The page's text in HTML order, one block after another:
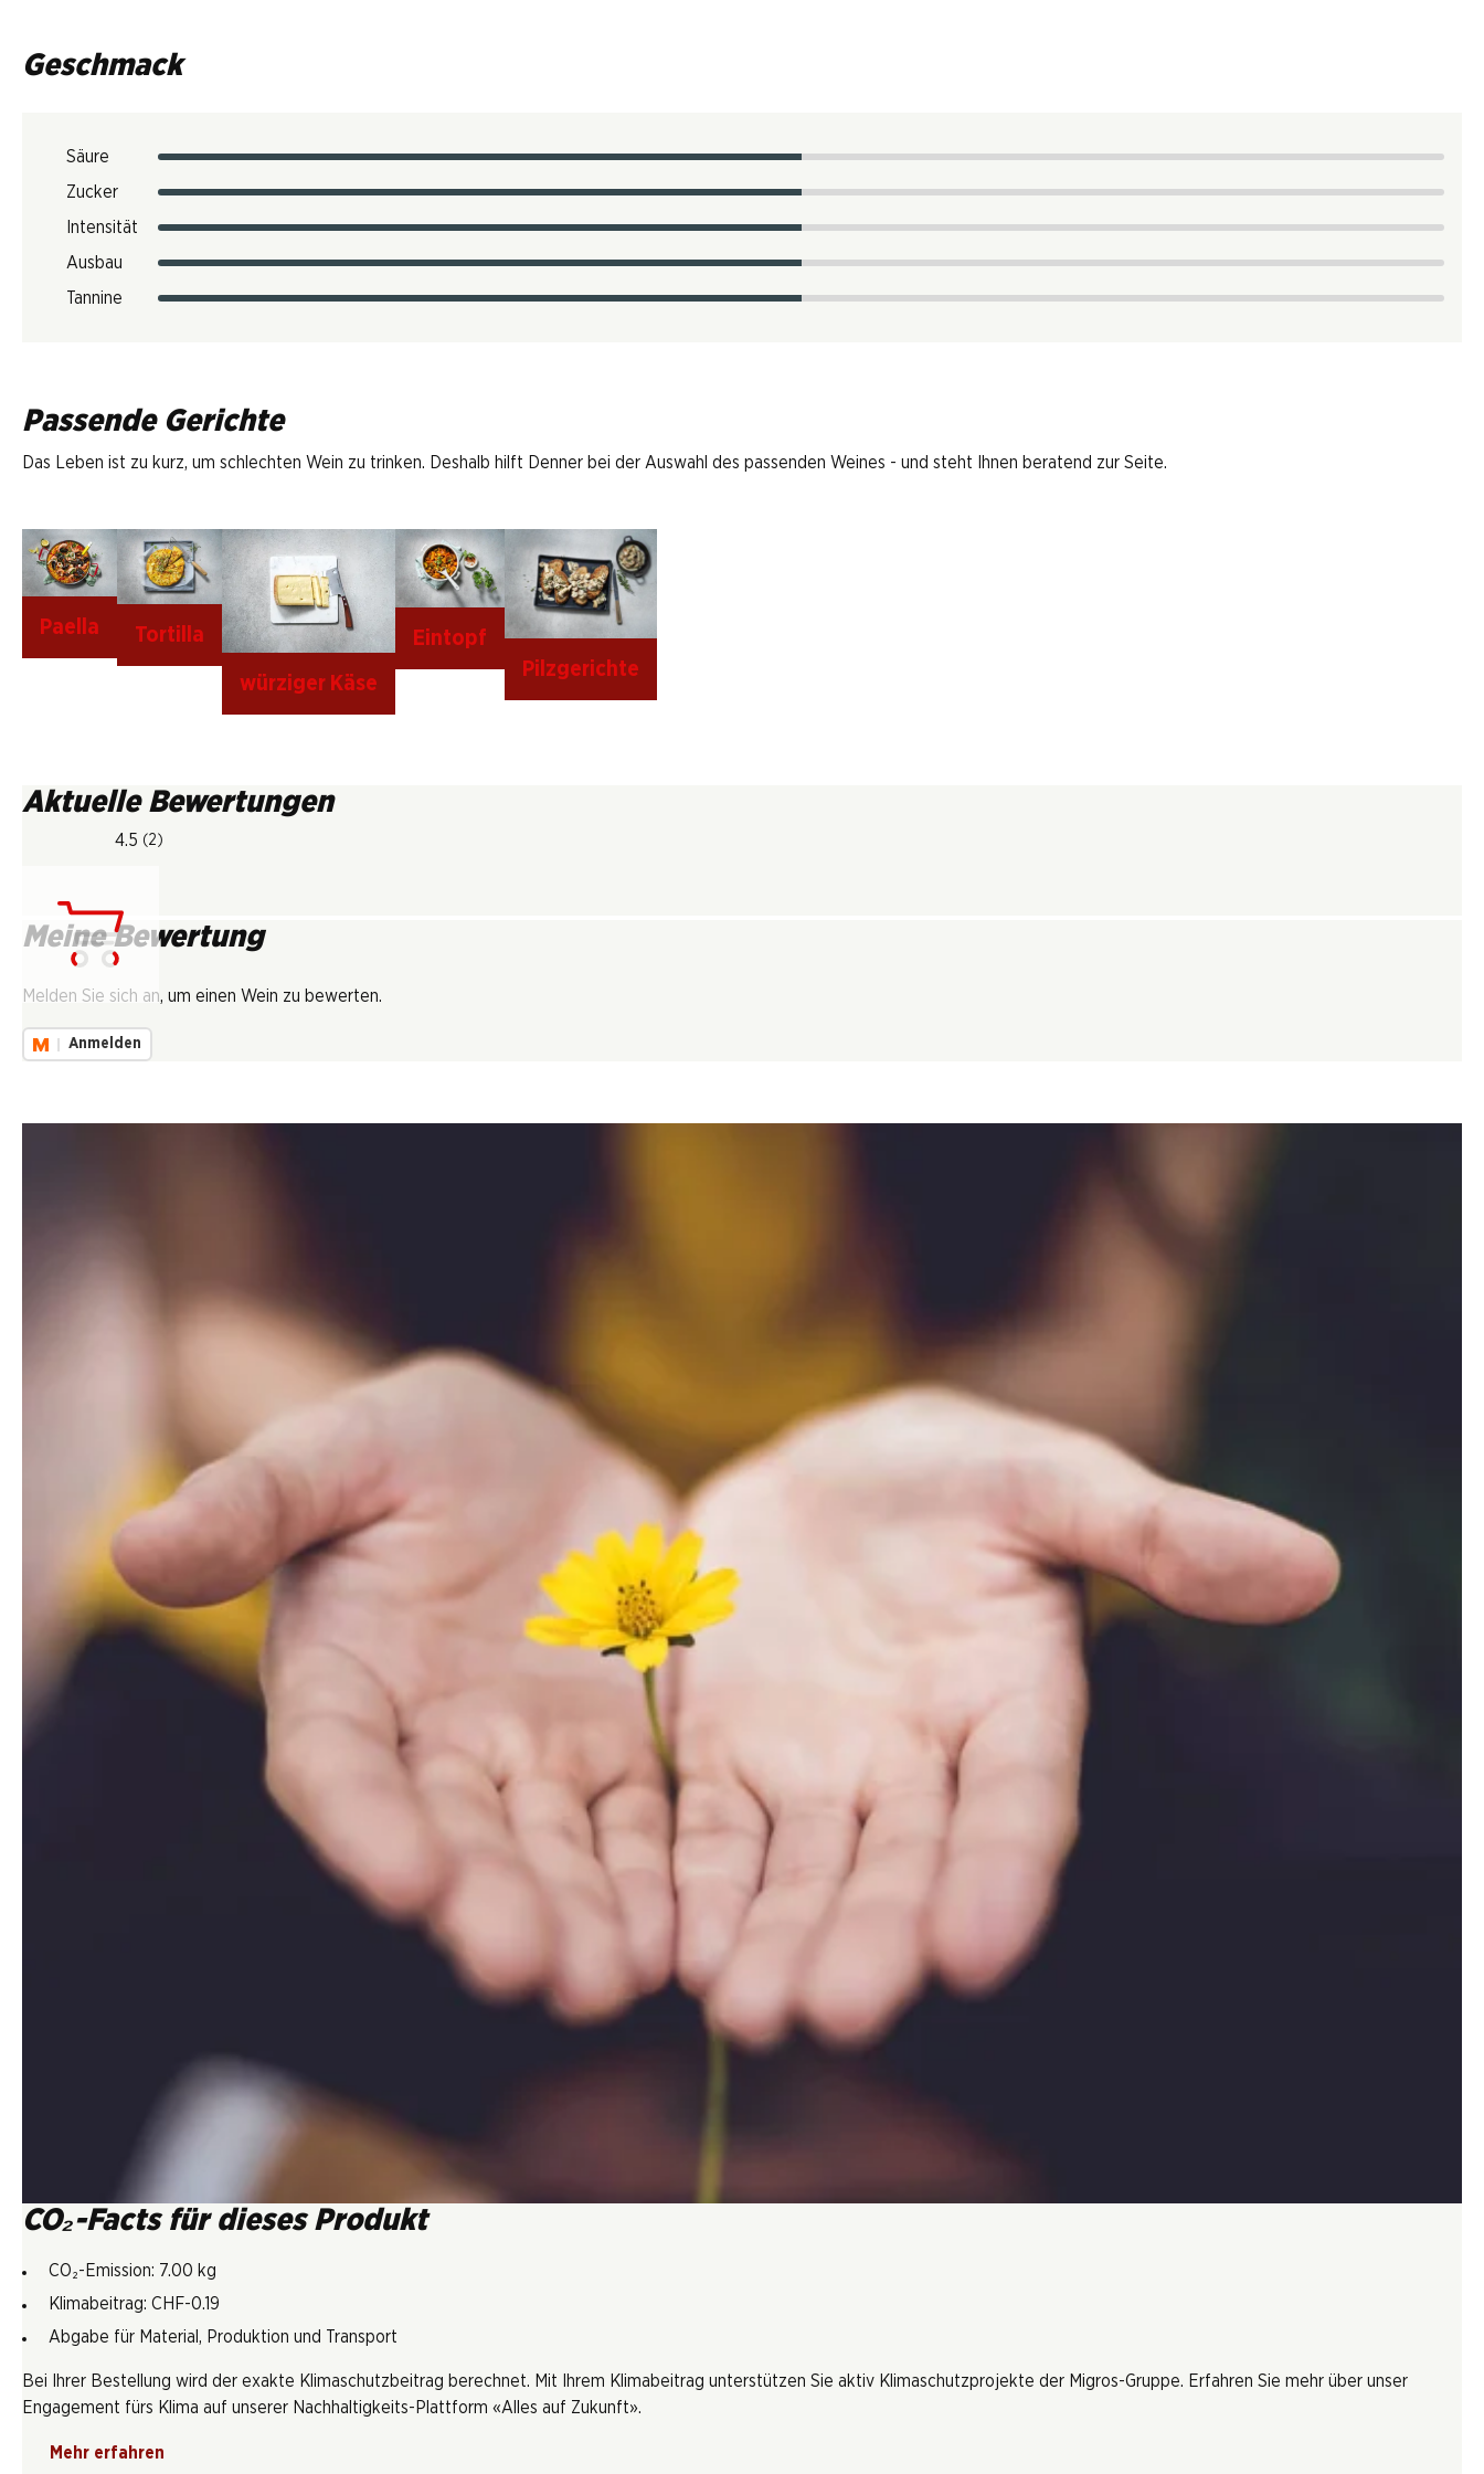
Geschmack
Säure
Zucker
Intensität
Ausbau
Tannine
Passende Gerichte
Das Leben ist zu kurz, um schlechten Wein zu trinken. Deshalb hilft Denner bei der Auswahl des passenden Weines - und steht Ihnen beratend zur Seite.
Paella Tortilla
würziger Käse
Eintopf
Pilzgerichte
Aktuelle Bewertungen
4.5 (2)
Meine Bewertung
Melden Sie sich an, um einen Wein zu bewerten.
Anmelden
CO₂-Facts für dieses Produkt
CO₂-Emission: 7.00 kg
Klimabeitrag: CHF-0.19
Abgabe für Material, Produktion und Transport
Bei Ihrer Bestellung wird der exakte Klimaschutzbeitrag berechnet. Mit Ihrem Klimabeitrag unterstützen Sie aktiv Klimaschutzprojekte der Migros-Gruppe. Erfahren Sie mehr über unser
Engagement fürs Klima auf unserer Nachhaltigkeits-Plattform «Alles auf Zukunft».
Mehr erfahren